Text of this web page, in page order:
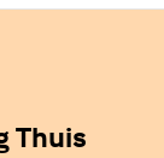
Thuis